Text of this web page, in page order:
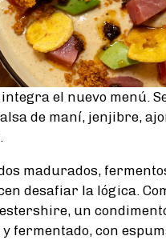
el nuevo menú.
de maní, jenjibre,
madurados,
desafiar la lógica.
un
fermentado, con